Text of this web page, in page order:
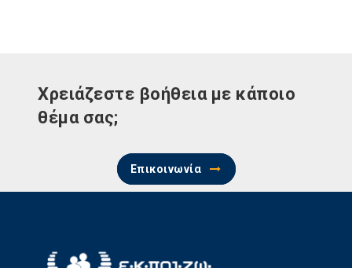
Χρειάζεστε βοήθεια με κάποιο
θέμα σας;
Επικοινωνία